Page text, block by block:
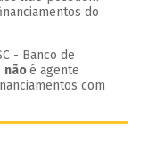
do
- Banco de
nãoé agente
com